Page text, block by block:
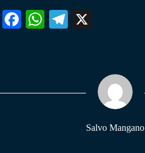
Fa W
pp
Te
m
Salvo Mangano